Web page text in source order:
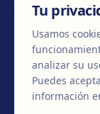
Portugal · Guimarães
2026 Clínica
Aviso LegalPolítica
Tu
Usamos
analizar su
Puedes
información